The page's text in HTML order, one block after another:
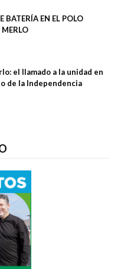
BATERÍA EN EL POLO
el llamado a la unidad en
de la Independencia